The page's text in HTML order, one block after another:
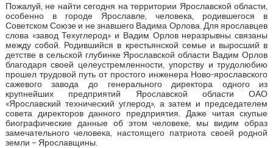
Пожалуй, не найти сегодня на территории Ярославской области,
особенно в городе Ярославле, человека, родившегося в
Советском Союзе и не знавшего Вадима Орлова. Для ярославцев
слова «завод Техуглерод» и Вадим Орлов неразрывны связаны
между собой. Родившийся в крестьянской семье и выросший в
детстве в сельской глубинке Ярославской области Вадим Орлов
благодаря своей целеустремленности, упорству и трудолюбию
прошел трудовой путь от простого инженера Ново-ярославского
сажевого завода до генерального директора одного из
крупнейших предприятий Ярославской области ОАО
«Ярославский технический углерод», а затем и председателем
совета директоров данного предприятия. Даже читая скупые
биографические данные об этом человеке, мы видим образ
замечательного человека, настоящего патриота своей родной
земли – Ярославщины.